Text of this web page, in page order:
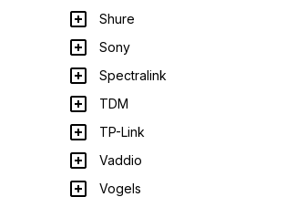
Shure
Sony
Spectralink
TDM
TP-Link
Vaddio
Vogels